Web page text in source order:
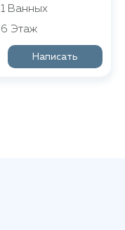
1 Ванных
6 Этаж
Написать